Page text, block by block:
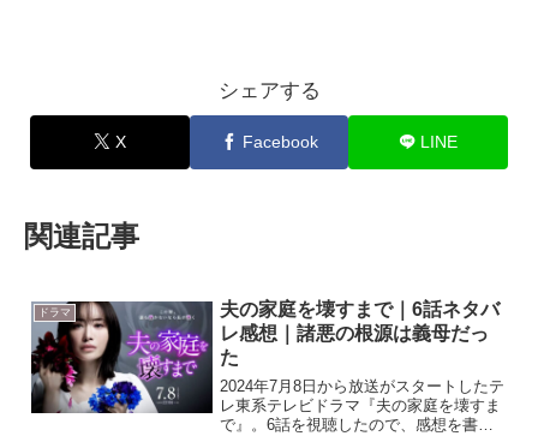
シェアする
X Facebook LINE
関連記事
ドラマ
夫の家庭を壊すまで｜6話ネタバ
レ感想｜諸悪の根源は義母だっ
た
2024年7月8日から放送がスタートしたテ
レ東系テレビドラマ『夫の家庭を壊すま
で』。6話を視聴したので、感想を書い